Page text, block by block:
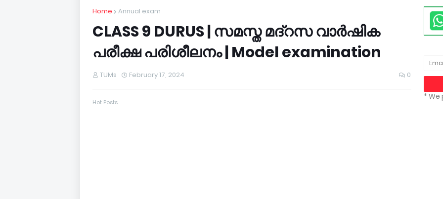
Home Annual exam
CLASS 9 DURUS | സമസ്ത മദ്റസ വാർഷിക
പരീക്ഷ പരിശീലനം | Model examination
TUMs February 17, 2024 0
Hot Posts
*